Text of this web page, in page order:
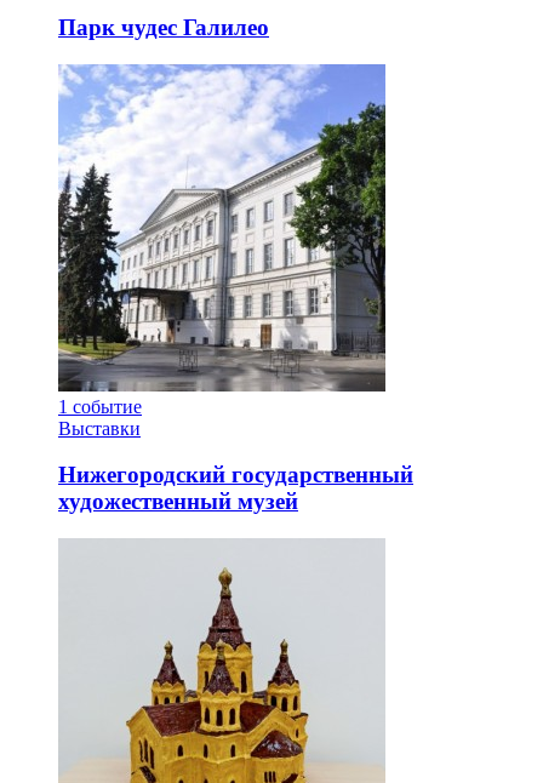
Парк чудес Галилео
1 событие
Выставки
Нижегородский государственный
художественный музей